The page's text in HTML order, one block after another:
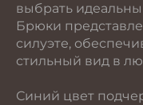
выбрать
Брюки
силуэте,
стильный вид в
Синий цвет